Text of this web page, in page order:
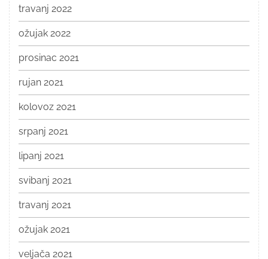
travanj 2022
ožujak 2022
prosinac 2021
rujan 2021
kolovoz 2021
srpanj 2021
lipanj 2021
svibanj 2021
travanj 2021
ožujak 2021
veljača 2021